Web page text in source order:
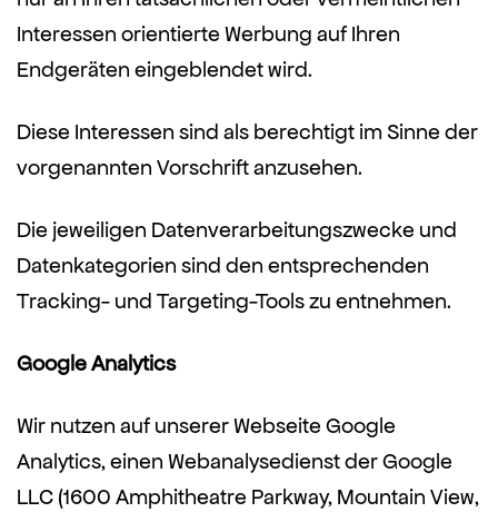
Interessen orientierte Werbung auf Ihren
Endgeräten eingeblendet wird.
Diese Interessen sind als berechtigt im Sinne der
vorgenannten Vorschrift anzusehen.
Die jeweiligen Datenverarbeitungszwecke und
Datenkategorien sind den entsprechenden
Tracking- und Targeting-Tools zu entnehmen.
Google Analytics
Wir nutzen auf unserer Webseite Google
Analytics, einen Webanalysedienst der Google
LLC (1600 Amphitheatre Parkway, Mountain View,